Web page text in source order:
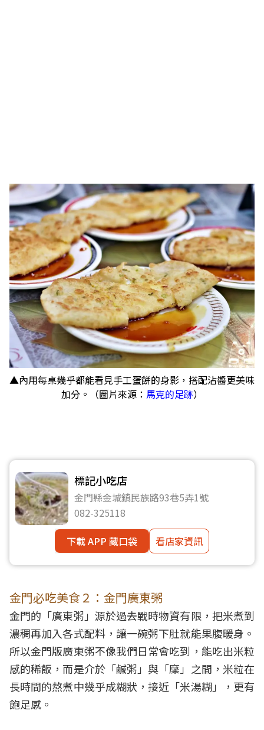
▲內用每桌幾乎都能看見手工蛋餅的身影，搭配沾醬更美味
加分。（圖片來源： 馬克的足跡）
標記小吃店
金門縣金城鎮民族路93巷5弄1號
082-325118
下載 APP 藏口袋
看店家資訊
金門必吃美食２：金門廣東粥
金門的「廣東粥」源於過去戰時物資有限，把米煮到
濃稠再加入各式配料，讓一碗粥下肚就能果腹暖身。
所以金門版廣東粥不像我們日常會吃到，能吃出米粒
感的稀飯，而是介於「鹹粥」與「糜」之間，米粒在
長時間的熬煮中幾乎成糊狀，接近「米湯糊」，更有
飽足感。